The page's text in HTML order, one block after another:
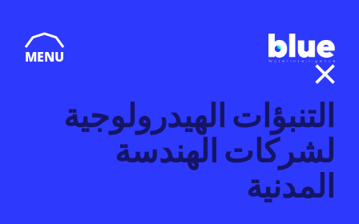
MENU
التنبؤات الهيدرولوجية
لشركات الهندسة
المدنية